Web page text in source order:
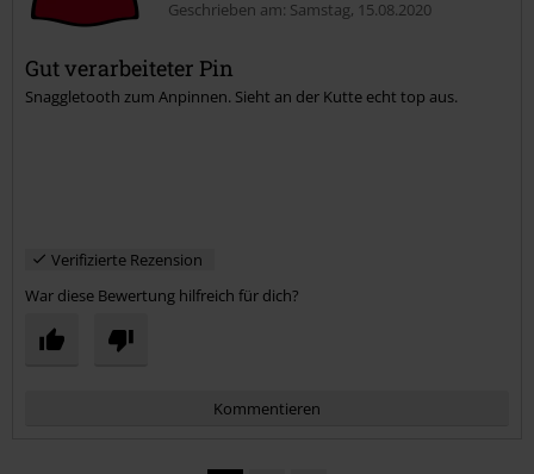
Kommentar jetzt abschicken!
Geschrieben am: Samstag, 15.08.2020
Gut verarbeiteter Pin
Snaggletooth zum Anpinnen. Sieht an der Kutte echt top aus.
Verifizierte Rezension
War diese Bewertung hilfreich für dich?
Kommentieren